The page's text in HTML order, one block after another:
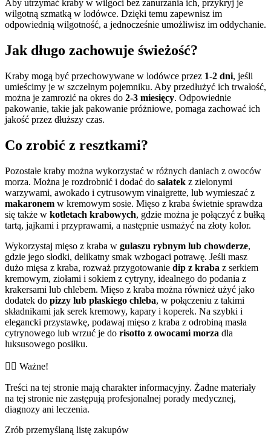
Aby utrzymać kraby w wilgoci bez zanurzania ich, przykryj je
wilgotną szmatką w lodówce. Dzięki temu zapewnisz im
odpowiednią wilgotność, a jednocześnie umożliwisz im oddychanie.
Jak długo zachowuje świeżość?
Kraby mogą być przechowywane w lodówce przez 1-2 dni, jeśli
umieścimy je w szczelnym pojemniku. Aby przedłużyć ich trwałość,
można je zamrozić na okres do 2-3 miesięcy. Odpowiednie
pakowanie, takie jak pakowanie próżniowe, pomaga zachować ich
jakość przez dłuższy czas.
Co zrobić z resztkami?
Pozostałe kraby można wykorzystać w różnych daniach z owoców
morza. Można je rozdrobnić i dodać do sałatek z zielonymi
warzywami, awokado i cytrusowym vinaigrette, lub wymieszać z
makaronem w kremowym sosie. Mięso z kraba świetnie sprawdza
się także w kotletach krabowych, gdzie można je połączyć z bułką
tartą, jajkami i przyprawami, a następnie usmażyć na złoty kolor.
Wykorzystaj mięso z kraba w gulaszu rybnym lub chowderze,
gdzie jego słodki, delikatny smak wzbogaci potrawę. Jeśli masz
dużo mięsa z kraba, rozważ przygotowanie dip z kraba z serkiem
kremowym, ziołami i sokiem z cytryny, idealnego do podania z
krakersami lub chlebem. Mięso z kraba można również użyć jako
dodatek do pizzy lub płaskiego chleba, w połączeniu z takimi
składnikami jak serek kremowy, kapary i koperek. Na szybki i
elegancki przystawkę, podawaj mięso z kraba z odrobiną masła
cytrynowego lub wrzuć je do risotto z owocami morza dla
luksusowego posiłku.
👨‍⚕️️ Ważne!
Treści na tej stronie mają charakter informacyjny. Żadne materiały
na tej stronie nie zastępują profesjonalnej porady medycznej,
diagnozy ani leczenia.
Zrób przemyślaną listę zakupów